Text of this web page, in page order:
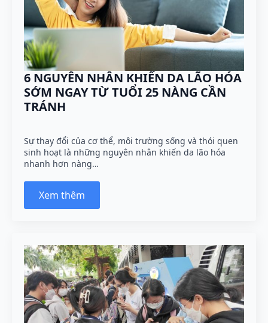
6 NGUYÊN NHÂN KHIẾN DA LÃO HÓA
SỚM NGAY TỪ TUỔI 25 NÀNG CẦN
TRÁNH
Sự thay đổi của cơ thể, môi trường sống và thói quen
sinh hoạt là những nguyên nhân khiến da lão hóa
nhanh hơn nàng…
Xem thêm